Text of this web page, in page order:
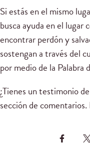
Si estás en el mismo
busca ayuda en el lugar
encontrar perdón y
sostengan a través del
por medio de la Palabra
¿Tienes un testimonio
sección de